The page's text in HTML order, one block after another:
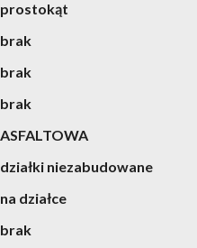
prostokąt
brak
brak
brak
ASFALTOWA
działki niezabudowane
na działce
brak